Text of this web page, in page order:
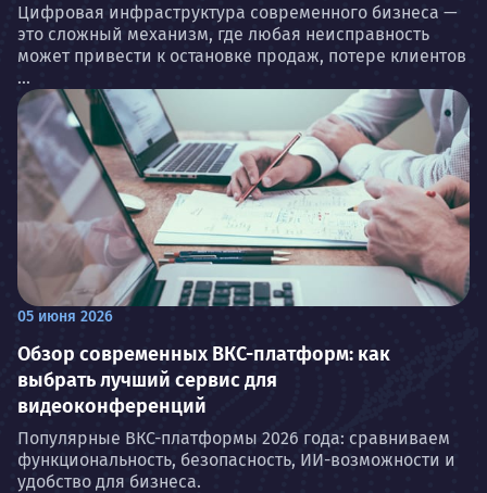
Цифровая инфраструктура современного бизнеса —
это сложный механизм, где любая неисправность
может привести к остановке продаж, потере клиентов
...
05 июня 2026
Обзор современных ВКС-платформ: как
выбрать лучший сервис для
видеоконференций
Популярные ВКС-платформы 2026 года: сравниваем
функциональность, безопасность, ИИ-возможности и
удобство для бизнеса.